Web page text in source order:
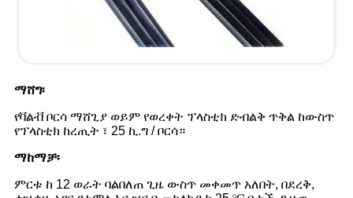
ማሸግ፡
የቫልቭ ቦርሳ ማሸጊያ ወይም የወረቀት ፕላስቲክ ድብልቅ ጥቅል ከውስጥ
የፕላስቲክ ከረጢት ፣ 25 ኪ.ግ / ቦርሳ።
ማከማቻ፡
ምርቱ ከ 12 ወራት ባልበለጠ ጊዜ ውስጥ መቀመጥ አለበት, በደረቅ,